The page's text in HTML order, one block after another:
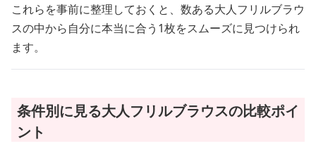
これらを事前に整理しておくと、数ある大人フリルブラウ
スの中から自分に本当に合う1枚をスムーズに見つけられ
ます。
条件別に見る大人フリルブラウスの比較ポイ
ント